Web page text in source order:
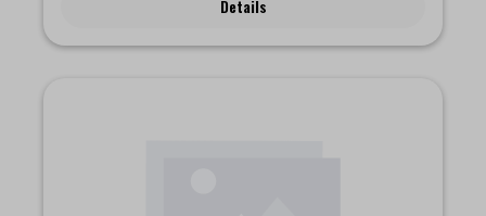
schlichten und schönen Design gut in jeder Küche. Und der
gern sehen möchtet.Das Set beinhaltet:- Blömboom -
Details